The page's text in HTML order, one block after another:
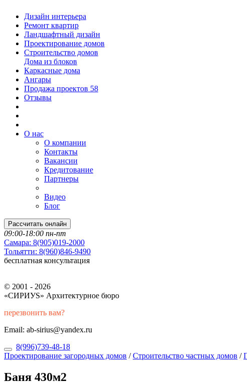
Дизайн интерьера
Ремонт квартир
Ландшафтный дизайн
Проектирование домов
Строительство домов
Дома из блоков
Каркасные дома
Ангары
Продажа проектов 58
Отзывы
О нас
О компании
Контакты
Вакансии
Кредитование
Партнеры
Видео
Блог
Рассчитать онлайн
09:00-18:00 пн-пт
Самара: 8(905)019-2000
Тольятти: 8(960)846-9490
бесплатная консультация
© 2001 - 2026
«СИРИУS» Архитектурное бюро
перезвонить вам?
Email: ab-sirius@yandex.ru
8(996)739-48-18
Проектирование загородных домов /Строительство частных домов /
Баня 430м2